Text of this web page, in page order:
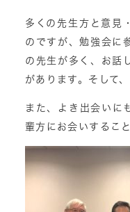
多くの先生方と意見
のですが、勉強会に
の先生が多く、お話
があります。そして
また、よき出会いに
輩方にお会いするこ